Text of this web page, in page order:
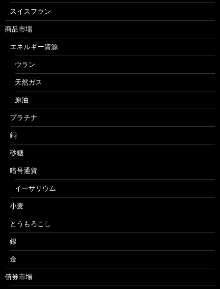
スイスフラン
商品市場
エネルギー資源
ウラン
天然ガス
原油
プラチナ
銅
砂糖
暗号通貨
イーサリウム
小麦
とうもろこし
銀
金
債券市場